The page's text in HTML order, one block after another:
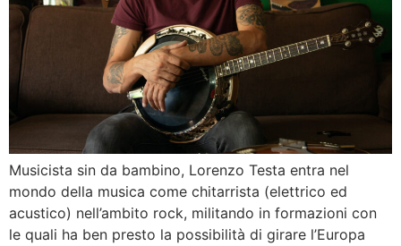
Musicista sin da bambino, Lorenzo Testa entra nel
mondo della musica come chitarrista (elettrico ed
acustico) nell’ambito rock, militando in formazioni con
le quali ha ben presto la possibilità di girare l’Europa